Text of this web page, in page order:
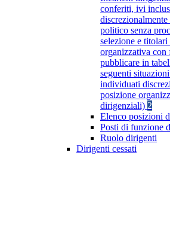
conferiti, ivi
politico senza
selezione e
organizzativa
pubblicare in
seguenti
individuati
posizione
dirigenziali) 2
Elenco posizioni
Posti di funzione
Ruolo dirigenti
Dirigenti cessati